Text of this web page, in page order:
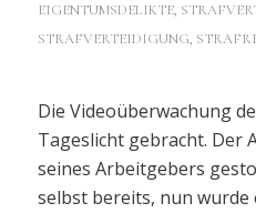
EIGENTUMSDELIKTE,
STRAFVERTEIDIGUNG,
Die Videoüberwachung
Tageslicht gebracht. Der
seines Arbeitgebers
selbst bereits, nun